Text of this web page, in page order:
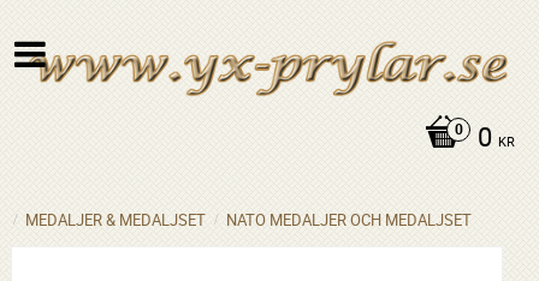
0 KR
MEDALJER & MEDALJSET NATO MEDALJER OCH MEDALJSET